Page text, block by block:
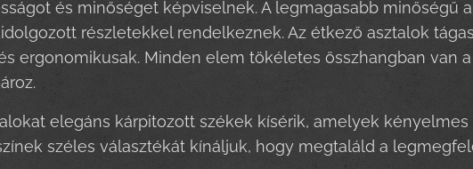
és minőséget képviselnek. A legmagasabb minőségű
részletekkel rendelkeznek. Az étkező asztalok
ergonomikusak. Minden elem tökéletes összhangban van
elegáns kárpitozott székek kísérik, amelyek
széles választékát kínáljuk, hogy megtaláld a